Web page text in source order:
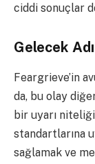
ciddi sonuçlar
Gelecek
Feargrieve’in
da, bu olay
bir uyarı
standartlarına
sağlamak ve